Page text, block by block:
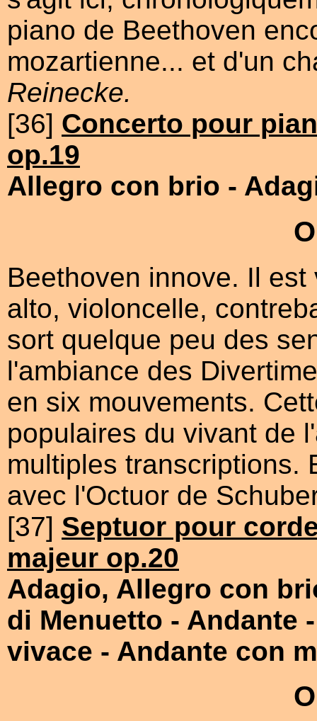
piano de Beethoven
mozartienne... et d'un
Reinecke.
[36] Concerto pour
op.19
Allegro con brio -
Beethoven innove. Il
alto, violoncelle,
sort quelque peu des
l'ambiance des
en six mouvements.
populaires du vivant de
multiples transcriptions.
avec l'Octuor de
[37] Septuor pour
majeur op.20
Adagio, Allegro con
di Menuetto - Andante
vivace - Andante con